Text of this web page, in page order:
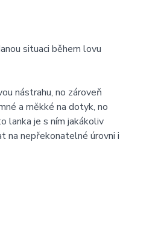
situaci během lovu
nástrahu, no zároveň
a měkké na dotyk, no
lanka je s ním jakákoliv
na nepřekonatelné úrovni i